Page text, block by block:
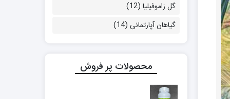
گل زاموفیلیا (12)
گیاهان آپارتمانی (14)
محصولات پر فروش